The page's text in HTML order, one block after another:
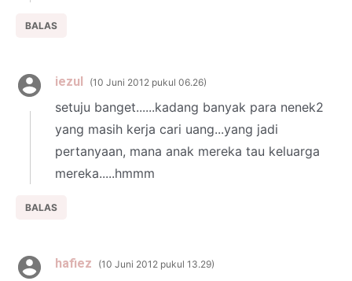
BALAS
iezul 10 Juni 2012 pukul 06.26
setuju banget......kadang banyak para nenek2
yang masih kerja cari uang...yang jadi
pertanyaan, mana anak mereka tau keluarga
mereka.....hmmm
BALAS
hafiez 10 Juni 2012 pukul 13.29